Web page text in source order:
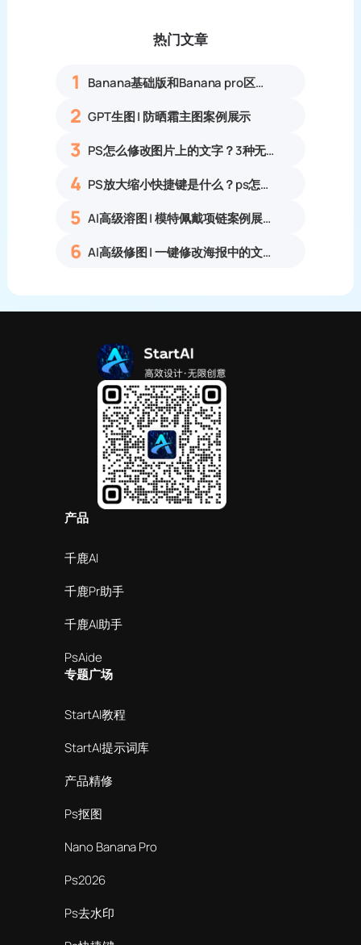
热门文章
1 Banana基础版和Banana pro区别对比丨具体案例应用+使用教程
2 GPT生图 | 防晒霜主图案例展示
3 PS怎么修改图片上的文字？3种无痕改字方法，新手也能搞定
4 PS放大缩小快捷键是什么？ps怎么把图片拉大拉小？
5 AI高级溶图 | 模特佩戴项链案例展示
6 AI高级修图 | 一键修改海报中的文字
产品
千鹿AI
千鹿Pr助手
千鹿AI助手
PsAide
专题广场
StartAI教程
StartAI提示词库
产品精修
Ps抠图
Nano Banana Pro
Ps2026
Ps去水印